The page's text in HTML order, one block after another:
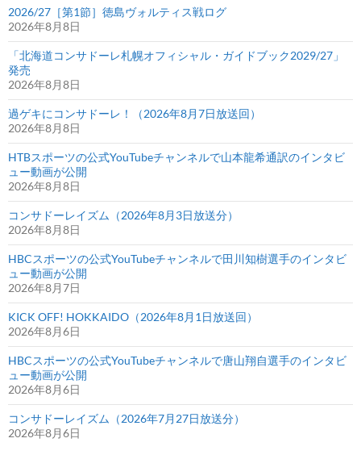
2026/27［第1節］徳島ヴォルティス戦ログ
2026年8月8日
「北海道コンサドーレ札幌オフィシャル・ガイドブック2029/27」
発売
2026年8月8日
過ゲキにコンサドーレ！（2026年8月7日放送回）
2026年8月8日
HTBスポーツの公式YouTubeチャンネルで山本龍希通訳のインタビ
ュー動画が公開
2026年8月8日
コンサドーレイズム（2026年8月3日放送分）
2026年8月8日
HBCスポーツの公式YouTubeチャンネルで田川知樹選手のインタビ
ュー動画が公開
2026年8月7日
KICK OFF! HOKKAIDO（2026年8月1日放送回）
2026年8月6日
HBCスポーツの公式YouTubeチャンネルで唐山翔自選手のインタビ
ュー動画が公開
2026年8月6日
コンサドーレイズム（2026年7月27日放送分）
2026年8月6日